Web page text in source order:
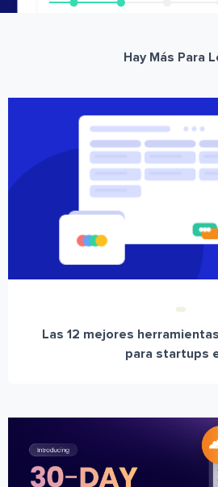
Hay Más Para
Las 12 mejores
para startups